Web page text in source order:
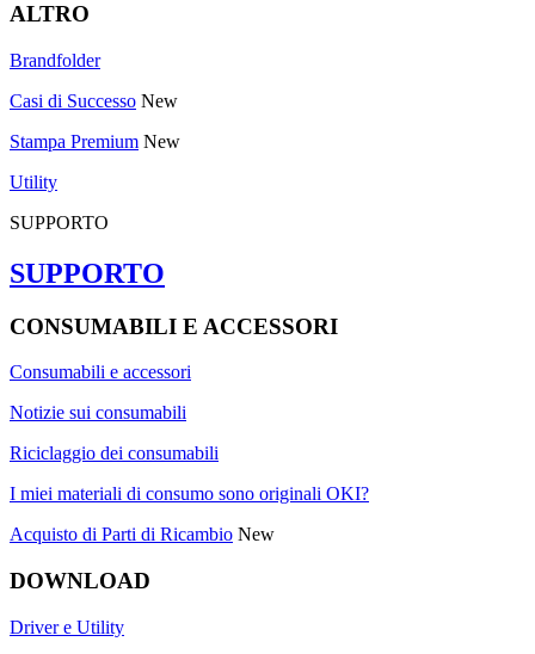
ALTRO
Brandfolder
Casi di Successo New
Stampa Premium New
Utility
SUPPORTO
SUPPORTO
CONSUMABILI E ACCESSORI
Consumabili e accessori
Notizie sui consumabili
Riciclaggio dei consumabili
I miei materiali di consumo sono originali OKI?
Acquisto di Parti di Ricambio New
DOWNLOAD
Driver e Utility